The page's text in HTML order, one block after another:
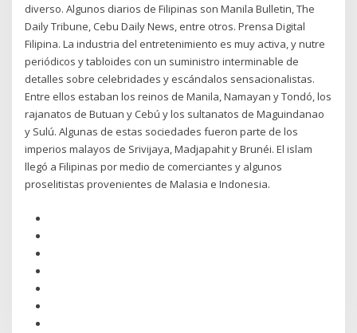
diverso. Algunos diarios de Filipinas son Manila Bulletin, The
Daily Tribune, Cebu Daily News, entre otros. Prensa Digital
Filipina. La industria del entretenimiento es muy activa, y nutre
periódicos y tabloides con un suministro interminable de
detalles sobre celebridades y escándalos sensacionalistas.
Entre ellos estaban los reinos de Manila, Namayan y Tondó, los
rajanatos de Butuan y Cebú y los sultanatos de Maguindanao
y Sulú. Algunas de estas sociedades fueron parte de los
imperios malayos de Srivijaya, Madjapahit y Brunéi. El islam
llegó a Filipinas por medio de comerciantes y algunos
proselitistas provenientes de Malasia e Indonesia.